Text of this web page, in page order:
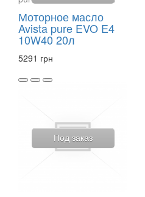
Моторное масло
Avista pure EVO E4
10W40 20л
5291 грн
Под заказ